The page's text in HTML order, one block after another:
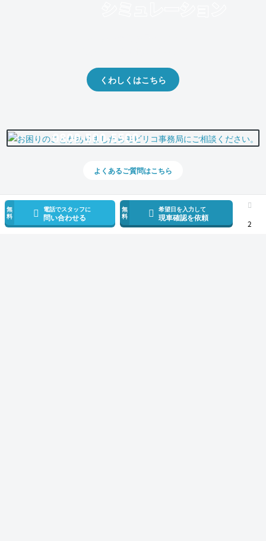
無
料
電話でスタッフに
問い合わせる
無
料
希望日を入力して
現車確認を依頼
2
くわしくはこちら
0800-500-5500
よくあるご質問はこちら